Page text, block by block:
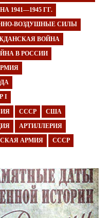
1941—1945 ГГ.
ВОЗДУШНЫЕ СИЛЫ
ВОЙНА
В РОССИИ
I
СССР США
АРТИЛЛЕРИЯ
АРМИЯ СССР